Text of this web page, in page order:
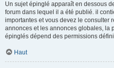
Un sujet épinglé apparaît en dessous
forum dans lequel il a été publié. il
importantes et vous devez le consulter
annonces et les annonces globales, la
épinglés dépend des permissions
Haut